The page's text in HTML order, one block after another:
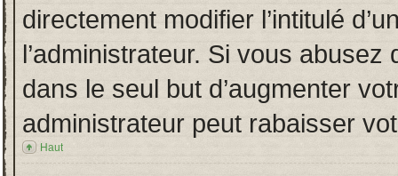
directement modifier l’intitulé
l’administrateur. Si vous
dans le seul but d’augmenter
administrateur peut rabaisser
Haut